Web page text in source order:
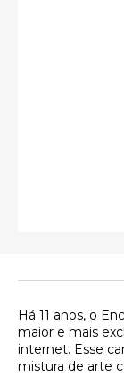
DVD MIDINHO
Francierton
Há 11 anos, o
maior e mais
internet. Esse
mistura de arte